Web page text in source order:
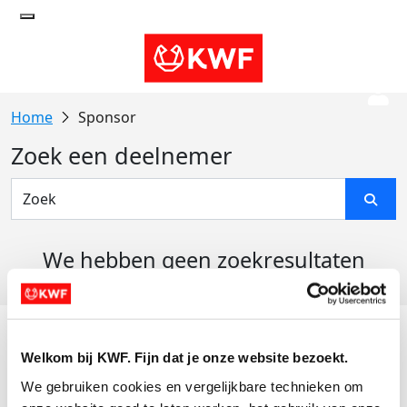
Welkom bij KWF. Fijn dat je onze website bezoekt.
We gebruiken cookies en vergelijkbare technieken om
Sponsor
Zoek een deelnemer
We hebben geen zoekresultaten
Actiematerialen
Evenementen